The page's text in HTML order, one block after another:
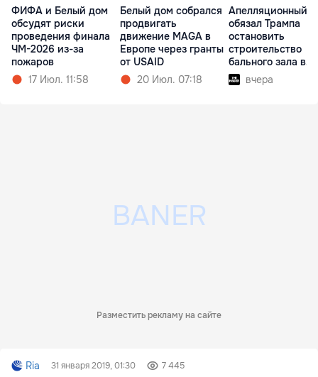
ФИФА и Белый дом
обсудят риски
проведения финала
ЧМ-2026 из-за
пожаров
17 Июл. 11:58
Белый дом собрался
продвигать
движение MAGA в
Европе через гранты
от USAID
20 Июл. 07:18
Апелляционный
обязал Трампа
остановить
строительство
бального зала в
Белом доме
вчера
Разместить рекламу на сайте
Ria 31 января 2019, 01:30 7 445